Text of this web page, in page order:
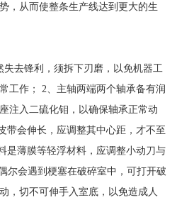
，从而使整条生产线达到更大的生
去锋利，须拆下刃磨，以免机器工
工作； 2、主轴两端两个轴承备有润
注入二硫化钼，以确保轴承正常动
带会伸长，应调整其中心距，才不至
是薄膜等轻浮材料，应调整小动刀与
尔会遇到梗塞在破碎室中，可打开破
，切不可伸手入室底，以免造成人